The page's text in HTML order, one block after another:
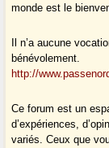
monde est le
Il n’a aucune
bénévolement.
http://
Ce forum est un
d’expériences,
variés. Ceux que